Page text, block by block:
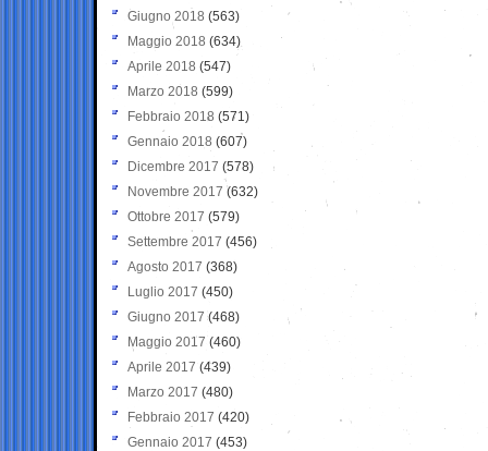
Giugno 2018 (563)
Maggio 2018 (634)
Aprile 2018 (547)
Marzo 2018 (599)
Febbraio 2018 (571)
Gennaio 2018 (607)
Dicembre 2017 (578)
Novembre 2017 (632)
Ottobre 2017 (579)
Settembre 2017 (456)
Agosto 2017 (368)
Luglio 2017 (450)
Giugno 2017 (468)
Maggio 2017 (460)
Aprile 2017 (439)
Marzo 2017 (480)
Febbraio 2017 (420)
Gennaio 2017 (453)